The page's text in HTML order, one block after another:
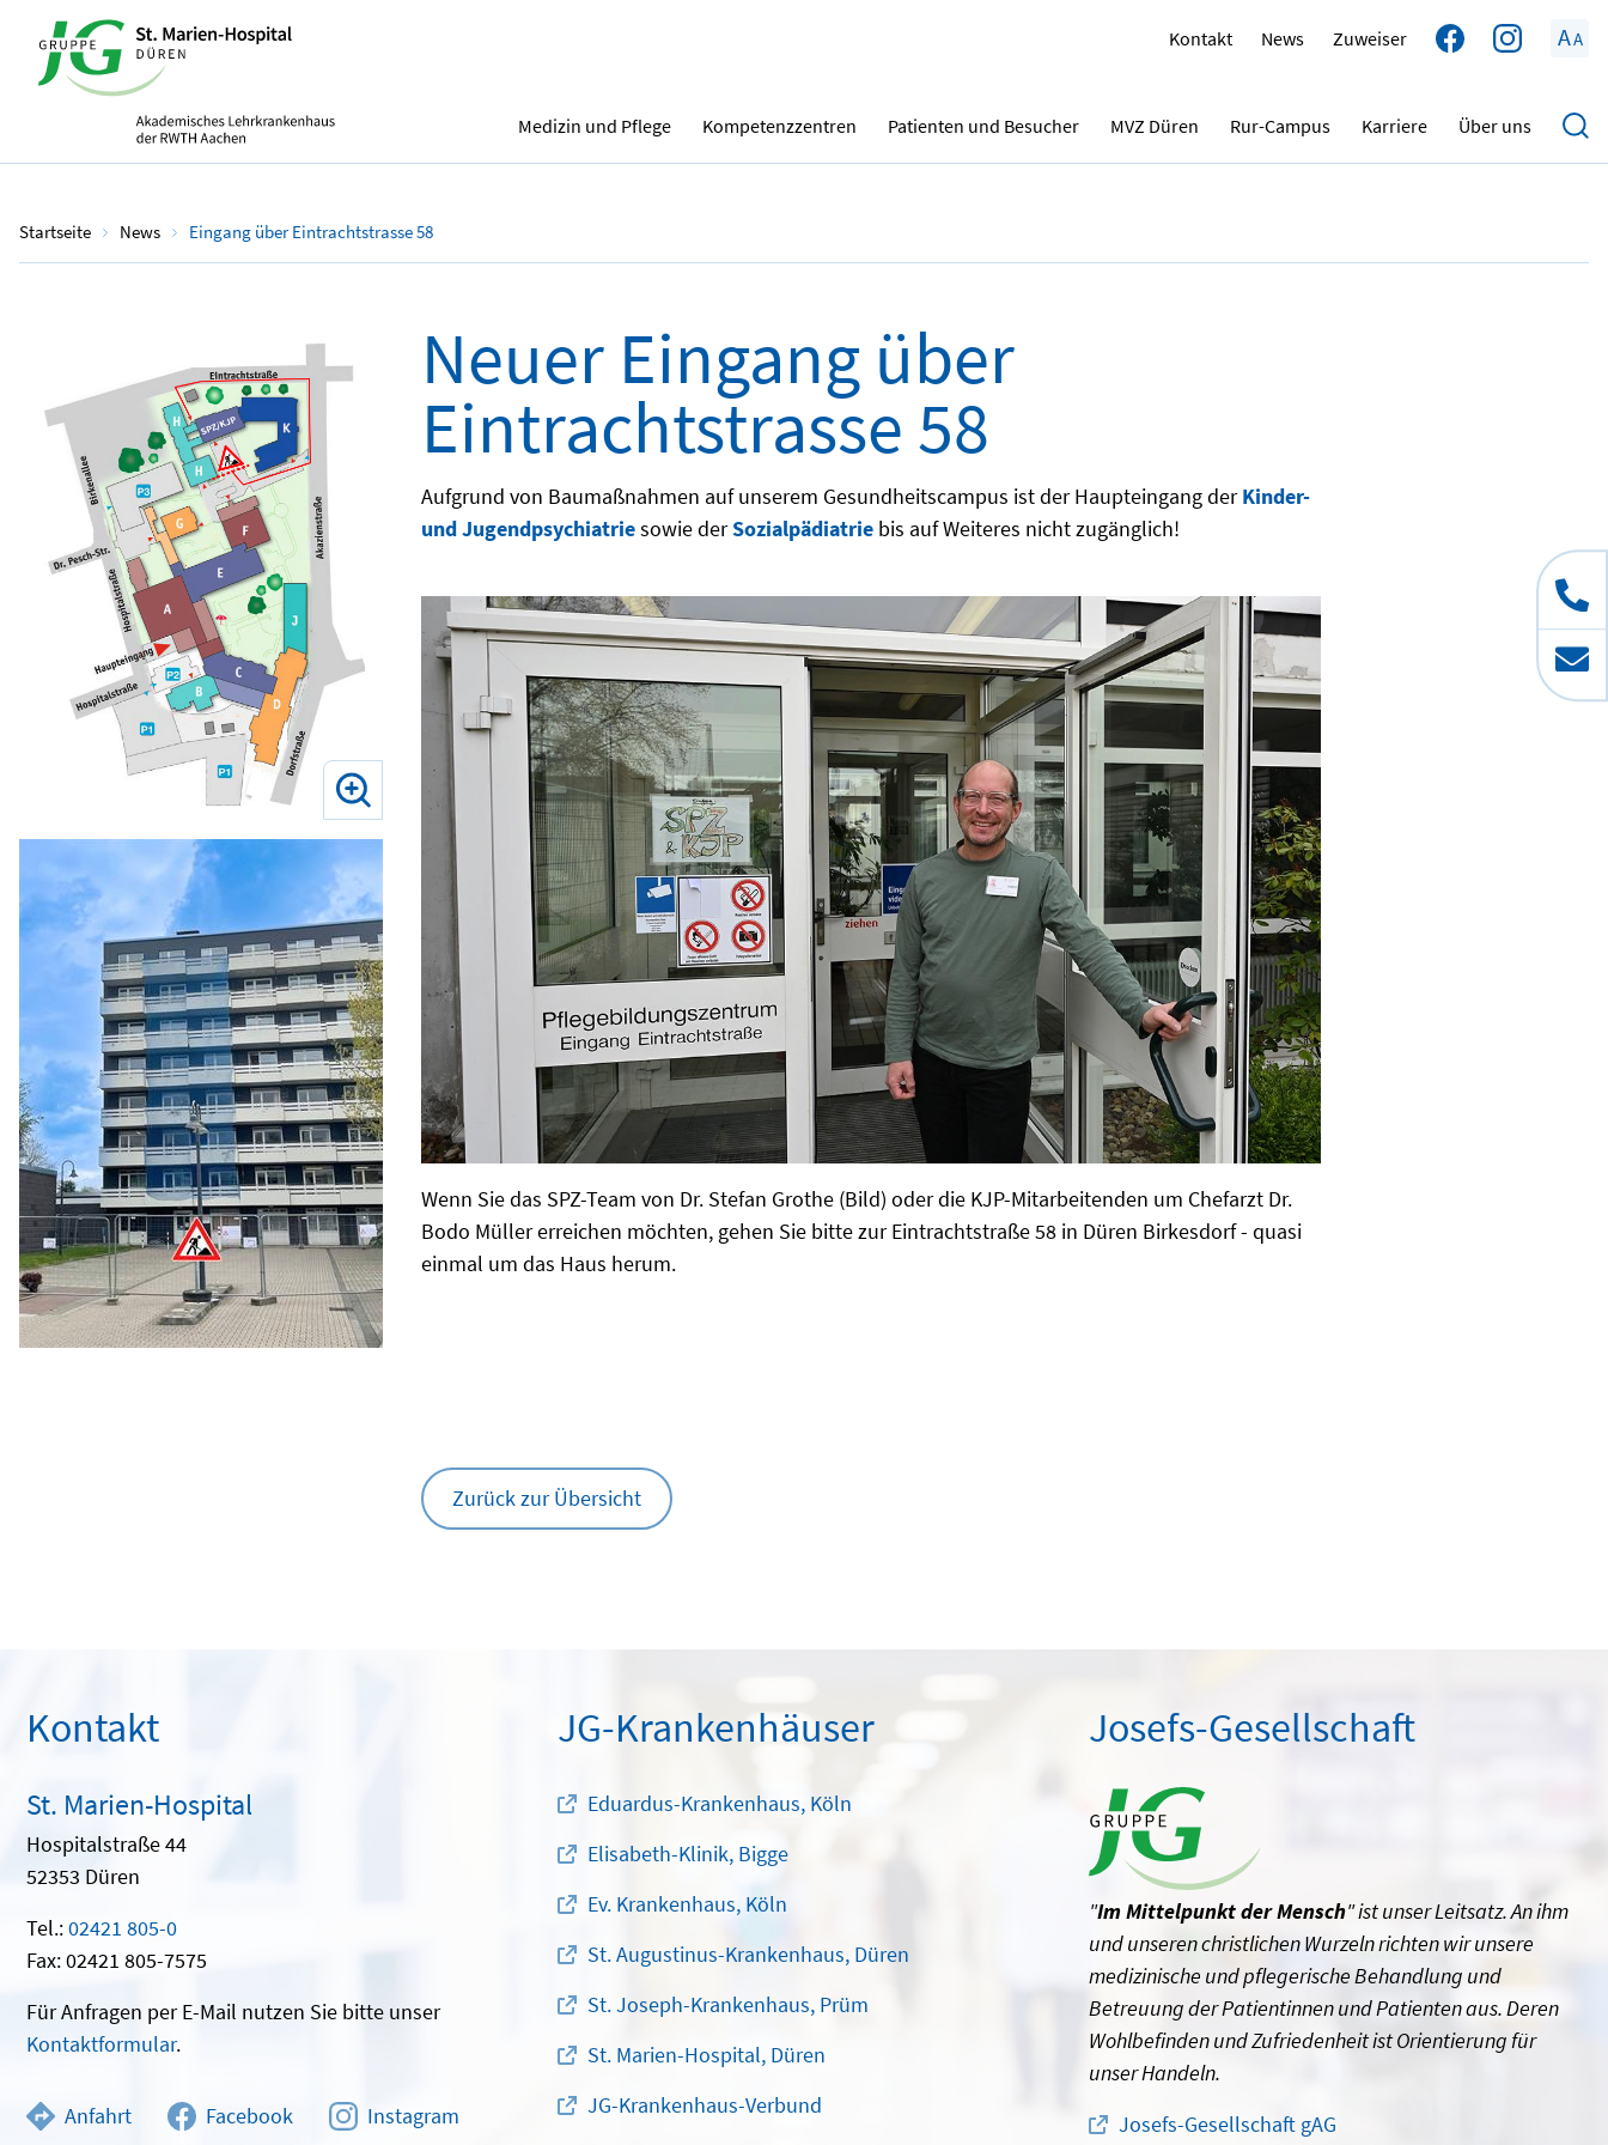
Kontakt News Zuweiser AA
Medizin und Pflege Kompetenzzentren Patienten und Besucher MVZ Düren Rur-Campus Karriere Über uns
Startseite News Eingang über Eintrachtstrasse 58
28.04.2023
Neuer Eingang über
Eintrachtstrasse 58
Aufgrund von Baumaßnahmen auf unserem Gesundheitscampus ist der Haupteingang derKinder-
und Jugendpsychiatriesowie derSozialpädiatrie bis auf Weiteres nicht zugänglich!
Wenn Sie das SPZ-Team von Dr. Stefan Grothe (Bild) oder die KJP-Mitarbeitenden um Chefarzt Dr.
Bodo Müller erreichen möchten, gehen Sie bitte zur Eintrachtstraße 58 in Düren Birkesdorf - quasi
einmal um das Haus herum.
Zurück zur Übersicht
Kontakt
St. Marien-Hospital
Hospitalstraße 44
52353 Düren
Tel.:02421 805-0
Fax: 02421 805-7575
Für Anfragen per E-Mail nutzen Sie bitte unser
Kontaktformular.
Anfahrt Facebook Instagram
JG-Krankenhäuser
Eduardus-Krankenhaus, Köln
Elisabeth-Klinik, Bigge
Ev. Krankenhaus, Köln
St. Augustinus-Krankenhaus, Düren
St. Joseph-Krankenhaus, Prüm
St. Marien-Hospital, Düren
JG-Krankenhaus-Verbund
Josefs-Gesellschaft
"Im Mittelpunkt der Mensch" ist unser Leitsatz. An ihm
und unseren christlichen Wurzeln richten wir unsere
medizinische und pflegerische Behandlung und
Betreuung der Patientinnen und Patienten aus. Deren
Wohlbefinden und Zufriedenheit ist Orientierung für
unser Handeln.
Josefs-Gesellschaft gAG